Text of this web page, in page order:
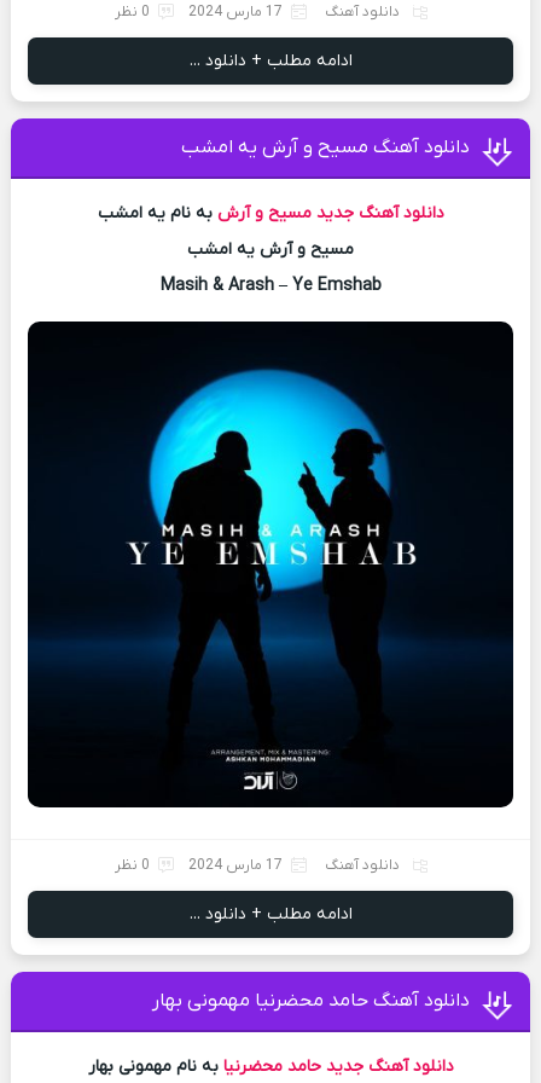
دانلود آهنگ 17 مارس 2024 0 نظر
ادامه مطلب + دانلود ...
دانلود آهنگ مسیح و آرش یه امشب
دانلود آهنگ جدید مسیح و آرش به نام یه امشب
مسیح و آرش یه امشب
Masih & Arash – Ye Emshab
دانلود آهنگ 17 مارس 2024 0 نظر
ادامه مطلب + دانلود ...
دانلود آهنگ حامد محضرنیا مهمونی بهار
دانلود آهنگ جدید حامد محضرنیا به نام مهمونی بهار